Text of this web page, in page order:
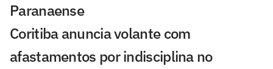
Paranaense
Coritiba anuncia volante com
afastamentos por indisciplina no